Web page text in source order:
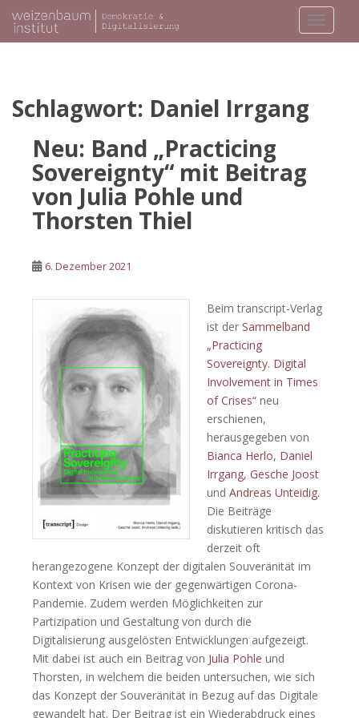
i
Schlagwort: Daniel Irrgang
Neu: Band „Practicing
Sovereignty“ mit Beitrag
von Julia Pohle und
Thorsten Thiel
6. Dezember 2021
Beim transcript-Verlag
ist der Sammelband
„Practicing
Sovereignty. Digital
Involvement in Times
of Crises“ neu
erschienen,
herausgegeben von
Bianca Herlo, Daniel
Irrgang, Gesche Joost
und Andreas Unteidig.
Die Beiträge
diskutieren kritisch das
derzeit oft
herangezogene Konzept der digitalen Souveränität im
Kontext von Krisen wie der gegenwärtigen Corona-
Pandemie. Zudem werden Möglichkeiten zur
Partizipation und Gestaltung von durch die
Digitalisierung ausgelösten Entwicklungen aufgezeigt.
Mit dabei ist auch ein Beitrag von Julia Pohle und
Thorsten, in welchem die beiden untersuchen, wie sich
das Konzept der Souveränität in Bezug auf das Digitale
gewandelt hat. Der Beitrag ist ein Wiederabdruck eines